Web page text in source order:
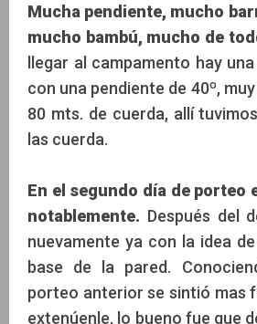
Mucha pendiente, mucho
mucho bambú, mucho de
llegar al campamento hay
con una pendiente de 40º,
80 mts. de cuerda, allí
las cuerda.
En el segundo día de porteo
notablemente. Después del
nuevamente ya con la idea
base de la pared.
porteo anterior se sintió mas
extenúenle, lo bueno fue que